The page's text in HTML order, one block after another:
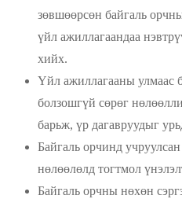
зөвшөөрсөн байгаль
үйл ажиллагаандаа
хийх.
Үйл ажиллагааны улмаас
болзошгүй сөрөг
барьж, үр дагавруудыг
Байгаль орчинд
нөлөөлөлд тогтмол
Байгаль орчны нөхөн